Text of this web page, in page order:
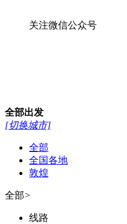
关注微信公众号
全部出发
[切换城市]
全部
全国各地
敦煌
全部>
线路